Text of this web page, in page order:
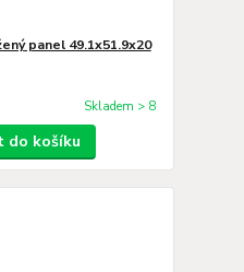
panel 49.1x51.9x20
Skladem > 8
do košíku